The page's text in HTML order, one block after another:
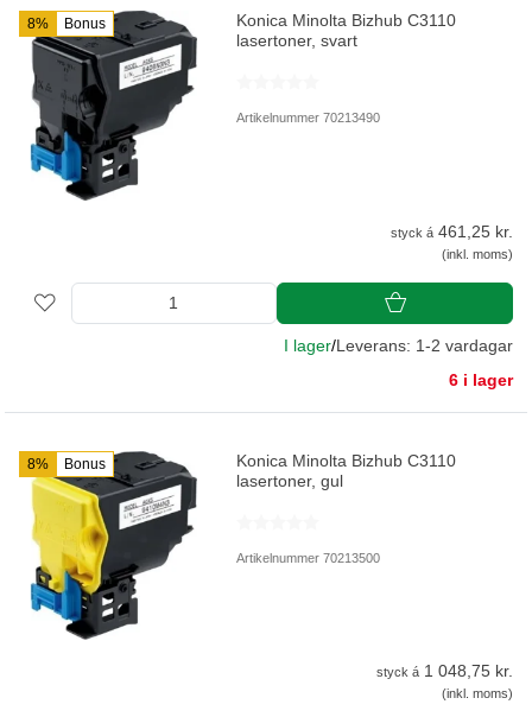
8% Bonus
Konica Minolta Bizhub C3110
lasertoner, svart
Artikelnummer 70213490
styck á 461,25 kr.
(inkl. moms)
I lager/Leverans: 1-2 vardagar
6 i lager
8% Bonus
Konica Minolta Bizhub C3110
lasertoner, gul
Artikelnummer 70213500
styck á 1 048,75 kr.
(inkl. moms)